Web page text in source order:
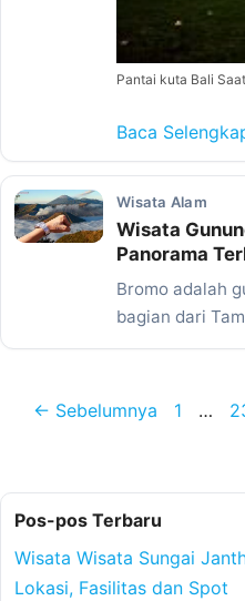
Pantai kuta Bali
Baca
Wisata Alam
Wisata
Panorama
Bromo adalah
bagian dari
Semeru yang
← Sebelumnya Halaman
1 …
Pos-pos Terbaru
Wisata Wisata Sungai
Lokasi, Fasilitas dan Spot